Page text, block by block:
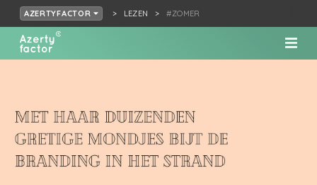
AZERTYFACTOR LEZEN #ZOMER